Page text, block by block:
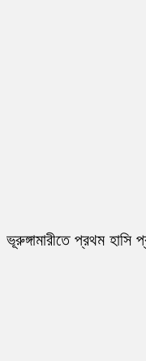
ভূরুঙ্গামারীতে প্রথম হাসি